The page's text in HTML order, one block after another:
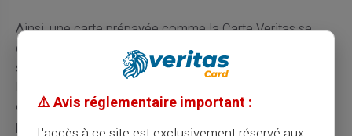
Ainsi, une carte prépayée comme la Carte Veritas se
démarque comme un outil pédagogique efficace, alliant
simplicité, sécurité et autonomie. Elle transforme
d'apprentissage financier pour les enfants, posant les
pierres pour un avenir financier responsable et
⚠️ Avis réglementaire important :